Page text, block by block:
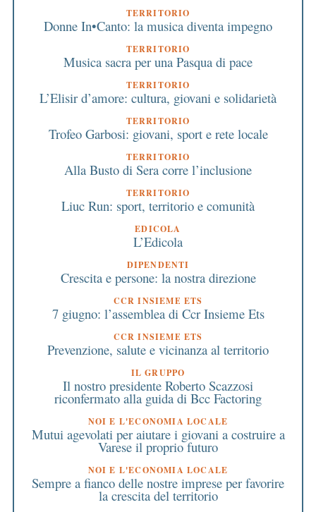
TERRITORIO
Donne In•Canto: la musica diventa impegno
TERRITORIO
Musica sacra per una Pasqua di pace
TERRITORIO
L’Elisir d’amore: cultura, giovani e solidarietà
TERRITORIO
Trofeo Garbosi: giovani, sport e rete locale
TERRITORIO
Alla Busto di Sera corre l’inclusione
TERRITORIO
Liuc Run: sport, territorio e comunità
EDICOLA
L’Edicola
DIPENDENTI
Crescita e persone: la nostra direzione
CCR INSIEME ETS
7 giugno: l’assemblea di Ccr Insieme Ets
CCR INSIEME ETS
Prevenzione, salute e vicinanza al territorio
IL GRUPPO
Il nostro presidente Roberto Scazzosi
riconfermato alla guida di Bcc Factoring
NOI E L'ECONOMIA LOCALE
Mutui agevolati per aiutare i giovani a costruire a
Varese il proprio futuro
NOI E L'ECONOMIA LOCALE
Sempre a fianco delle nostre imprese per favorire
la crescita del territorio